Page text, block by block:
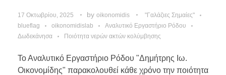
17 Οκτωβρίου, 2025 by oikonomidis
"Γαλάζιες Σημαίες"
blueflag
oikonomidislab
Αναλυτικό Εργαστήριο Ρόδου
Δωδεκάνησα
Ποιότητα νερών ακτών κολύμβησης
Το Αναλυτικό Εργαστήριο Ρόδου "Δημήτρης Ιω.
Οικονομίδης" παρακολουθεί κάθε χρόνο την ποιότητα